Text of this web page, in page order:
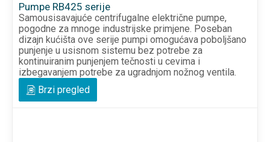
Pumpe RB425 serije
Samousisavajuće centrifugalne električne pumpe,
pogodne za mnoge industrijske primjene. Poseban
dizajn kućišta ove serije pumpi omogućava poboljšano
punjenje u usisnom sistemu bez potrebe za
kontinuiranim punjenjem tečnosti u cevima i
izbegavanjem potrebe za ugradnjom nožnog ventila.
Brzi pregled